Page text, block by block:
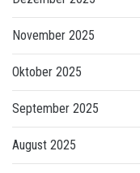
November 2025
Oktober 2025
September 2025
August 2025